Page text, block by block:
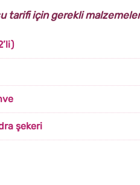
tarifi için gerekli
şekeri